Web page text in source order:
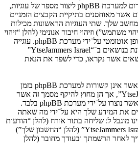
“YtseJammers Israel” תגרום למערכת phpBB ליצור מספר של עוגיות,
מאוחסנים בתיקיית הקבצים הזמניים
שלך. שתי העוגיות הראשונות מכילות
משתמש”) וזיהוי חיבור אנונימי (להלן “זיהוי
חיבור”), הנקבעים אצל באופן אוטומטי על־ידי מערכת phpBB. עוגייה
שלישית תיווצר לאחר שעיינת בנושאים ב־“YtseJammers Israel”
אשר נקראו, כדי לשפר את הנאת
אנו יכולים גם ליצור עוגיות אשר אינן קשורות למערכת phpBB בזמן
הגלישה ב־“YtseJammers Israel”, אך הן מחוץ להיקף מסמך זה אשר
מיועד לכסות על העמודים אשר נוצרו על־ידי מערכת phpBB בלבד.
את המידע שלך היא על־ידי מה שאתה
מוגבל ל: שליחה בתור אורח (להלן “הודעות
אנונימיות”), הרשמה ל־“YtseJammers Israel” (להלן “החשבון שלך”)
לאחר הרשמתך ובעודך מחובר (להלן